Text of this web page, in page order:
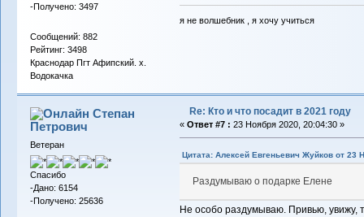
-Получено: 3497
Сообщений: 882
Рейтинг: 3498
Краснодар Пгт Афипский. х.
Водокачка
я не волшебник , я хочу учиться
Степан
Петрович
Ветеран
Спасибо
-Дано: 6154
-Получено: 25636
Re: Кто и что посадит в 2021 году
« Ответ #7 : 23 Ноября 2020, 20:04:30 »
Цитата: Алексей Евгеньевич Жуйков от 23
Раздумываю о подарке Елене
Не особо раздумываю. Привью, увижу,